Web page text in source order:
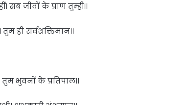
जीवों के प्राण तुम्हीं।।
ही सर्वशक्तिमान।।
भुवनों के प्रतिपाल।।